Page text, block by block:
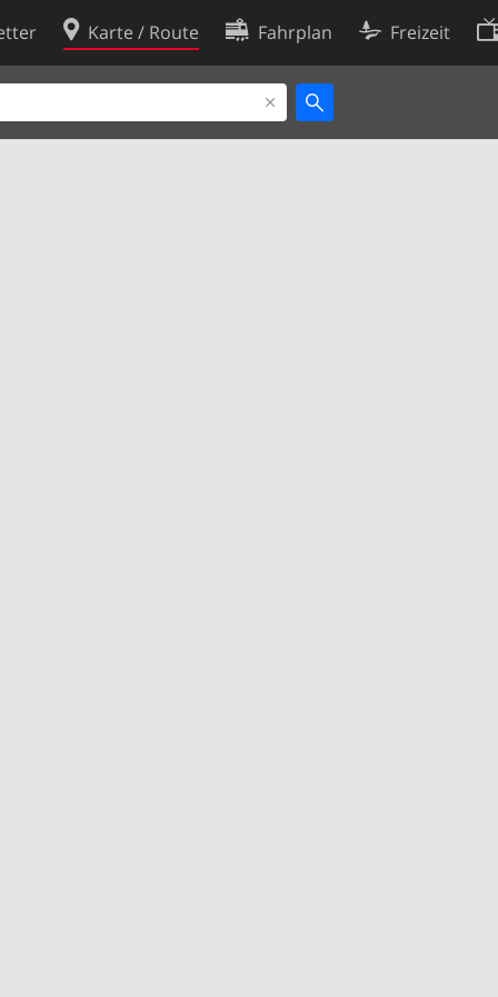
Karte / Route Fahrplan Freizeit
Cookie-Richtlinie
Cookie-Einstellungen